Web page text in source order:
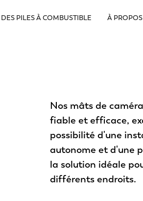
PILES À COMBUSTIBLE À
Nos mâts de
fiable et efficace,
possibilité d'une
autonome et d'une
la solution idéale
différents endroits.